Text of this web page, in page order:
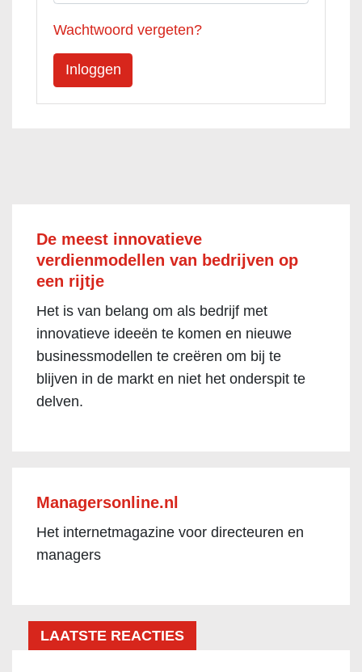
Wachtwoord vergeten?
De meest innovatieve
verdienmodellen van bedrijven op
een rijtje
Het is van belang om als bedrijf met
innovatieve ideeën te komen en nieuwe
businessmodellen te creëren om bij te
blijven in de markt en niet het onderspit te
delven.
Managersonline.nl
Het internetmagazine voor directeuren en
managers
LAATSTE REACTIES